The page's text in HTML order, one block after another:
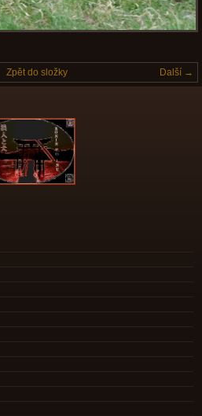
Další →
Zpět do složky